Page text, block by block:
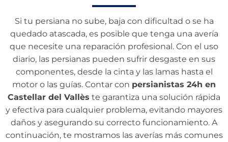
Si tu persiana no sube, baja con dificultad o se ha
quedado atascada, es posible que tenga una avería
que necesite una reparación profesional. Con el uso
diario, las persianas pueden sufrir desgaste en sus
componentes, desde la cinta y las lamas hasta el
motor o las guías. Contar con persianistas 24h en
Castellar del Vallès te garantiza una solución rápida
y efectiva para cualquier problema, evitando mayores
daños y asegurando su correcto funcionamiento. A
continuación, te mostramos las averías más comunes